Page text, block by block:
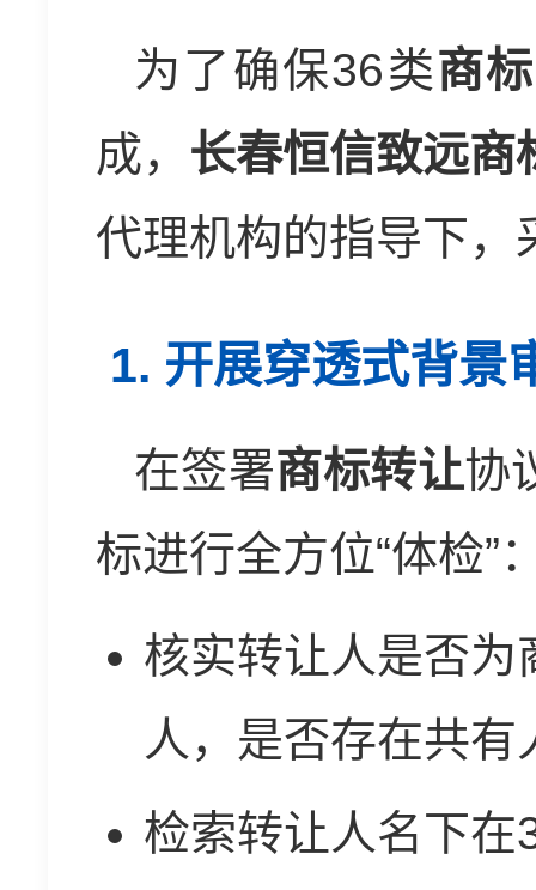
为了确保36类商
成， 长春恒信致远商
代理机构的指导下，
1. 开展穿透式背景
在签署商标转让协
标进行全方位“体检”
核实转让人是否为
人，是否存在共有
检索转让人名下